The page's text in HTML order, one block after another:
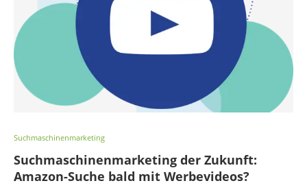
Suchmaschinenmarketing
Suchmaschinenmarketing der Zukunft:
Amazon-Suche bald mit Werbevideos?